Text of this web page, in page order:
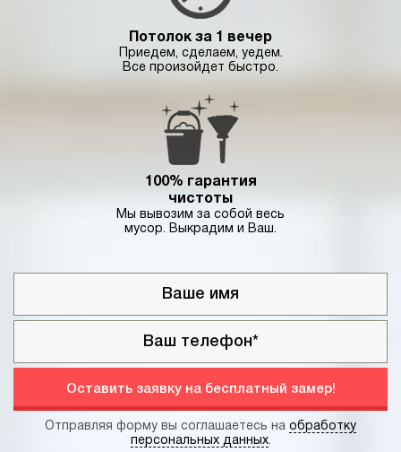
Потолок за 1 вечер
Приедем, сделаем, уедем.
Все произойдет быстро.
100% гарантия
чистоты
Мы вывозим за собой весь
мусор. Выкрадим и Ваш.
Оставить заявку на бесплатный замер!
Отправляя форму вы соглашаетесь на обработку
персональных данных.